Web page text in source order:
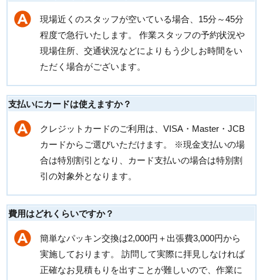
現場近くのスタッフが空いている場合、15分～45分
程度で急行いたします。 作業スタッフの予約状況や
現場住所、交通状況などによりもう少しお時間をい
ただく場合がございます。
支払いにカードは使えますか？
クレジットカードのご利用は、VISA・Master・JCB
カードからご選びいただけます。 ※現金支払いの場
合は特別割引となり、カード支払いの場合は特別割
引の対象外となります。
費用はどれくらいですか？
簡単なパッキン交換は2,000円＋出張費3,000円から
実施しております。 訪問して実際に拝見しなければ
正確なお見積もりを出すことが難しいので、作業に